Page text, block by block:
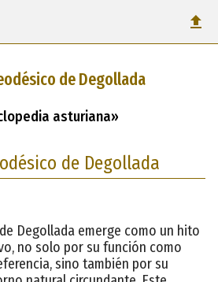
de Degollada
asturiana»
de Degollada
Degollada emerge como un hito
no solo por su función como
sino también por su